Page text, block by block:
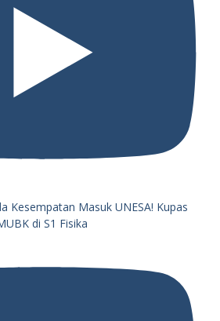
Kesempatan Masuk UNESA! Kupas
di S1 Fisika